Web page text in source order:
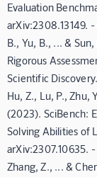
Evaluation
arXiv:2308.13149. -
B., Yu, B., ... &
Rigorous
Scientific
Hu, Z., Lu, P., Zhu,
(2023). SciBench:
Solving Abilities of
arXiv:2307.10635.
Zhang, Z., ... &